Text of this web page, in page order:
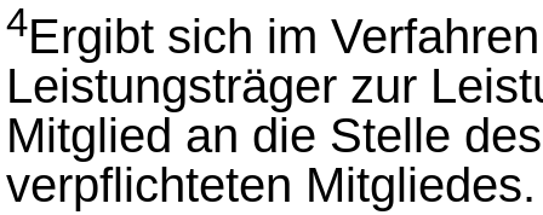
4Ergibt sich im
Leistungsträger zur
Mitglied an die Stelle
verpflichteten Mitgliedes.